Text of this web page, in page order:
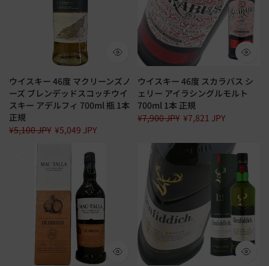
ウイスキー 46度 マクリーンズノ
ーズ ブレンデッドスコッチウイ
スキー アデルフィ 700ml 瓶 1本
正規
¥5,100 JPY ¥5,049 JPY
ウイスキー 46度 スカラバス シ
ェリー アイラシングルモルト
700ml 1本 正規
¥7,900 JPY ¥7,821 JPY